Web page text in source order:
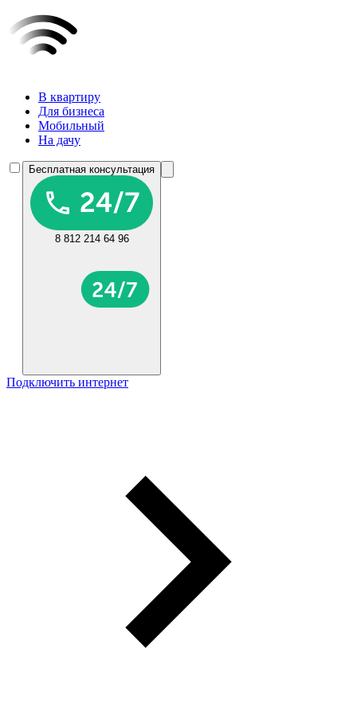
В квартиру
Для бизнеса
Мобильный
На дачу
Бесплатная консультация
8 812 214 64 96
Подключить интернет